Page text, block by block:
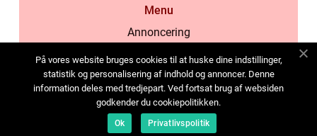
Menu
Annoncering
Cookies
Kontakt os
Sitemap
På vores website bruges cookies til at huske dine indstillinger,
statistik og personalisering af indhold og annoncer. Denne
information deles med tredjepart. Ved fortsat brug af websiden
godkender du cookiepolitikken.
Ok Privatlivspolitik